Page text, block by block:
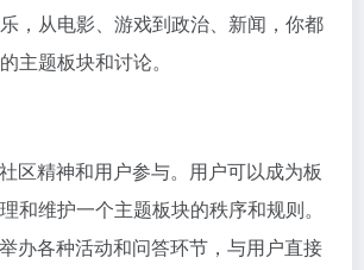
，从电影、游戏到政治、新闻，你都
主题板块和讨论。
区精神和用户参与。用户可以成为板
和维护一个主题板块的秩序和规则。
办各种活动和问答环节，与用户直接